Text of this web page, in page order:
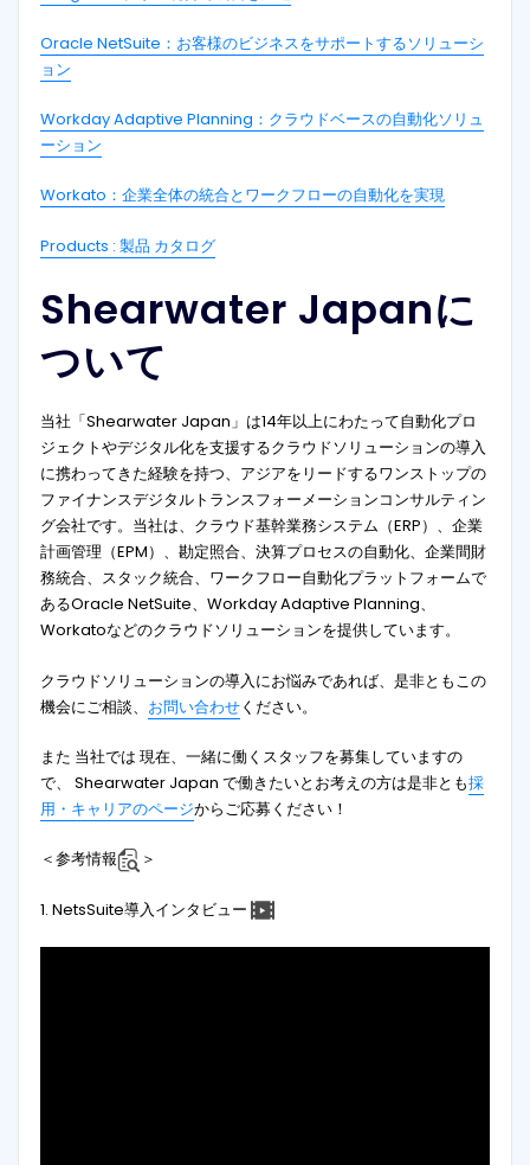
Oracle NetSuite：お客様のビジネスをサポートするソリューシ
ョン
Workday Adaptive Planning：クラウドベースの自動化ソリュ
ーション
Workato：企業全体の統合とワークフローの自動化を実現
Products : 製品 カタログ
Shearwater Japanに
ついて
当社「Shearwater Japan」は14年以上にわたって自動化プロ
ジェクトやデジタル化を支援するクラウドソリューションの導入
に携わってきた経験を持つ、アジアをリードするワンストップの
ファイナンスデジタルトランスフォーメーションコンサルティン
グ会社です。当社は、クラウド基幹業務システム（ERP）、企業
計画管理（EPM）、勘定照合、決算プロセスの自動化、企業間財
務統合、スタック統合、ワークフロー自動化プラットフォームで
あるOracle NetSuite、Workday Adaptive Planning、
Workatoなどのクラウドソリューションを提供しています。
クラウドソリューションの導入にお悩みであれば、是非ともこの
機会にご相談、 お問い合わせください。
また 当社では 現在、一緒に働くスタッフを募集していますの
で、 Shearwater Japan で働きたいとお考えの方は是非とも採
用・キャリアのページからご応募ください！
＜参考情報 ＞
1. NetsSuite導入インタビュー